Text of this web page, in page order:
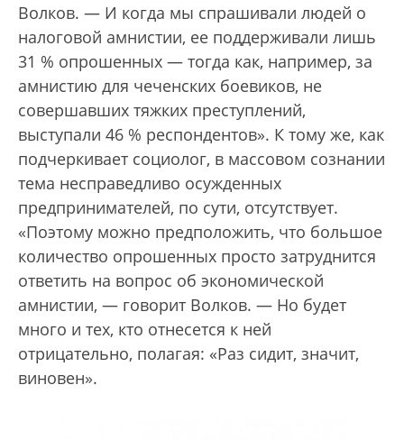
Волков. — И когда мы спрашивали людей о
налоговой амнистии, ее поддерживали лишь
31 % опрошенных — тогда как, например, за
амнистию для чеченских боевиков, не
совершавших тяжких преступлений,
выступали 46 % респондентов». К тому же, как
подчеркивает социолог, в массовом сознании
тема несправедливо осужденных
предпринимателей, по сути, отсутствует.
«Поэтому можно предположить, что большое
количество опрошенных просто затруднится
ответить на вопрос об экономической
амнистии, — говорит Волков. — Но будет
много и тех, кто отнесется к ней
отрицательно, полагая: «Раз сидит, значит,
виновен».